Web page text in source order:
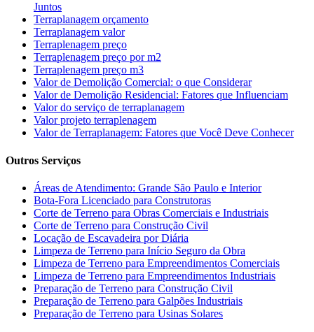
Juntos
Terraplanagem orçamento
Terraplanagem valor
Terraplenagem preço
Terraplenagem preço por m2
Terraplenagem preço m3
Valor de Demolição Comercial: o que Considerar
Valor de Demolição Residencial: Fatores que Influenciam
Valor do serviço de terraplanagem
Valor projeto terraplenagem
Valor de Terraplanagem: Fatores que Você Deve Conhecer
Outros Serviços
Áreas de Atendimento: Grande São Paulo e Interior
Bota-Fora Licenciado para Construtoras
Corte de Terreno para Obras Comerciais e Industriais
Corte de Terreno para Construção Civil
Locação de Escavadeira por Diária
Limpeza de Terreno para Início Seguro da Obra
Limpeza de Terreno para Empreendimentos Comerciais
Limpeza de Terreno para Empreendimentos Industriais
Preparação de Terreno para Construção Civil
Preparação de Terreno para Galpões Industriais
Preparação de Terreno para Usinas Solares